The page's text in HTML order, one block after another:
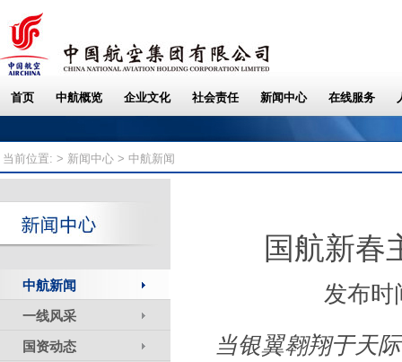
当前位置: > 新闻中心 > 中航新闻
中航新闻
一线风采
国资动态
国航新春
发布时
当银翼翱翔于天